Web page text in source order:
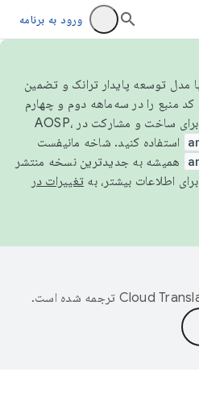
ورود به برنامه
شدن با مدل توسعه پایدار ترانک و تضمین
کد منبع را در سه‌ماهه دوم و چهارم
استفاده کنید. شاخه مانیفست
همیشه به جدیدترین نسخه منتشر
تغییرات در
ترجمه شده است.